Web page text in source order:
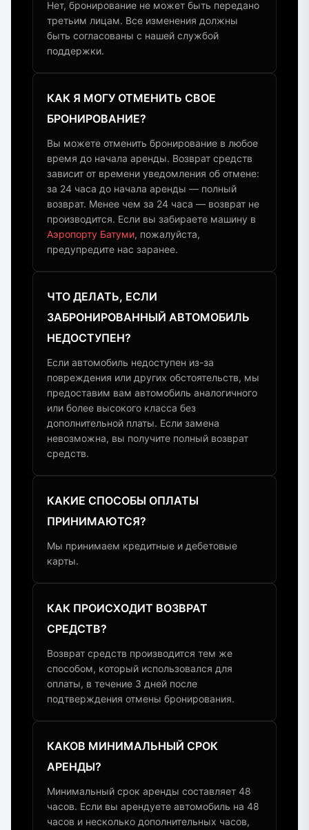
Нет, бронирование не может быть передано
третьим лицам. Все изменения должны
быть согласованы с нашей службой
поддержки.
КАК Я МОГУ ОТМЕНИТЬ СВОЕ
БРОНИРОВАНИЕ?
Вы можете отменить бронирование в любое
время до начала аренды. Возврат средств
зависит от времени уведомления об отмене:
за 24 часа до начала аренды — полный
возврат. Менее чем за 24 часа — возврат не
производится. Если вы забираете машину в
Аэропорту Батуми, пожалуйста,
предупредите нас заранее.
ЧТО ДЕЛАТЬ, ЕСЛИ
ЗАБРОНИРОВАННЫЙ АВТОМОБИЛЬ
НЕДОСТУПЕН?
Если автомобиль недоступен из-за
повреждения или других обстоятельств, мы
предоставим вам автомобиль аналогичного
или более высокого класса без
дополнительной платы. Если замена
невозможна, вы получите полный возврат
средств.
КАКИЕ СПОСОБЫ ОПЛАТЫ
ПРИНИМАЮТСЯ?
Мы принимаем кредитные и дебетовые
карты.
КАК ПРОИСХОДИТ ВОЗВРАТ
СРЕДСТВ?
Возврат средств производится тем же
способом, который использовался для
оплаты, в течение 3 дней после
подтверждения отмены бронирования.
КАКОВ МИНИМАЛЬНЫЙ СРОК
АРЕНДЫ?
Минимальный срок аренды составляет 48
часов. Если вы арендуете автомобиль на 48
часов и несколько дополнительных часов,